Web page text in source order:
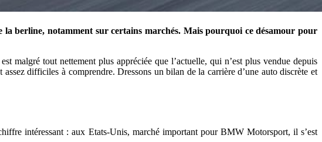
la berline, notamment sur certains marchés. Mais pourquoi ce désamour pour
malgré tout nettement plus appréciée que l’actuelle, qui n’est plus vendue depuis
difficiles à comprendre. Dressons un bilan de la carrière d’une auto discrète et
intéressant : aux Etats-Unis, marché important pour BMW Motorsport, il s’est